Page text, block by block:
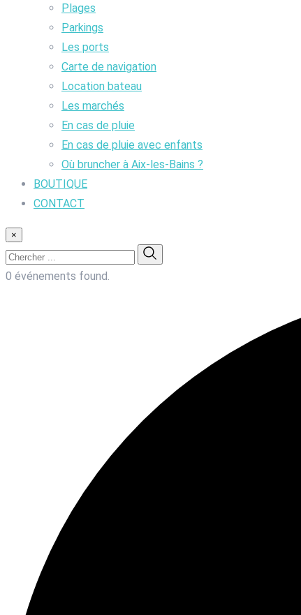
Plages
Parkings
Les ports
Carte de navigation
Location bateau
Les marchés
En cas de pluie
En cas de pluie avec enfants
Où bruncher à Aix-les-Bains ?
BOUTIQUE
CONTACT
×
0 événements found.